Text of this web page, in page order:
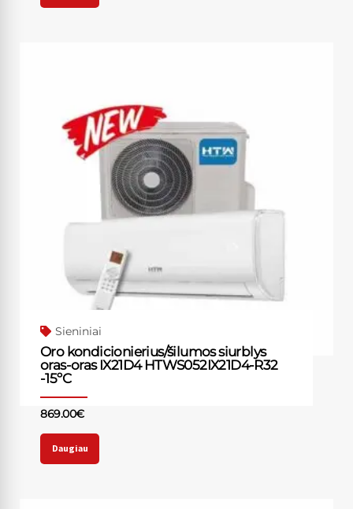
Sieniniai
Oro kondicionierius/šilumos siurblys
oras-oras IX21D4 HTWS052IX21D4-R32
-15ºC
869.00€
Daugiau